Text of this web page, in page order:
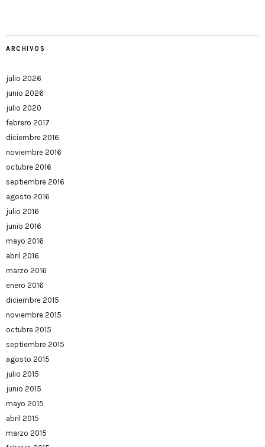
ARCHIVOS
julio 2026
junio 2026
julio 2020
febrero 2017
diciembre 2016
noviembre 2016
octubre 2016
septiembre 2016
agosto 2016
julio 2016
junio 2016
mayo 2016
abril 2016
marzo 2016
enero 2016
diciembre 2015
noviembre 2015
octubre 2015
septiembre 2015
agosto 2015
julio 2015
junio 2015
mayo 2015
abril 2015
marzo 2015